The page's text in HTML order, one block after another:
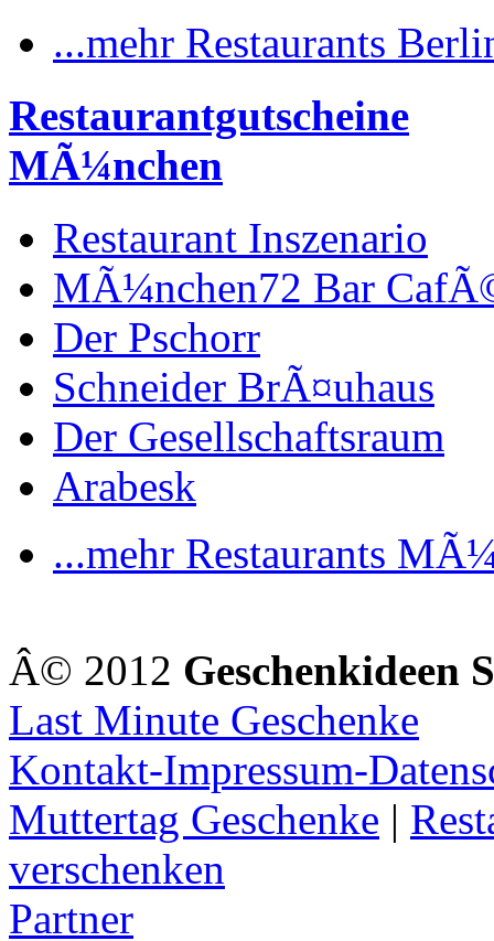
...mehr Restaurants
Restaurantgutscheine
MÃ¼nchen
Restaurant Inszenario
MÃ¼nchen72 Bar
Der Pschorr
Schneider BrÃ¤uhaus
Der Gesellschaftsraum
Arabesk
...mehr Restaurants
Â© 2012 Geschenkideen
Last Minute Geschenke
Kontakt-Impressum-
Muttertag Geschenke |
verschenken
Partner